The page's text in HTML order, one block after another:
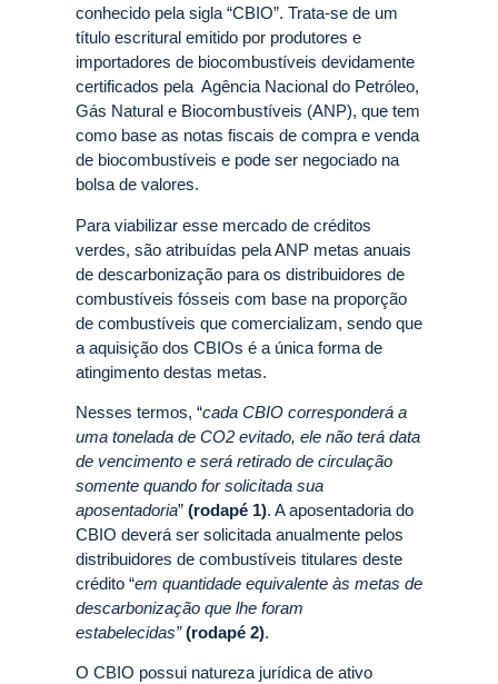
conhecido pela sigla “CBIO”. Trata-se de um
título escritural emitido por produtores e
importadores de biocombustíveis devidamente
certificados pela Agência Nacional do Petróleo,
Gás Natural e Biocombustíveis (ANP), que tem
como base as notas fiscais de compra e venda
de biocombustíveis e pode ser negociado na
bolsa de valores.
Para viabilizar esse mercado de créditos
verdes, são atribuídas pela ANP metas anuais
de descarbonização para os distribuidores de
combustíveis fósseis com base na proporção
de combustíveis que comercializam, sendo que
a aquisição dos CBIOs é a única forma de
atingimento destas metas.
Nesses termos, “cada CBIO corresponderá a
uma tonelada de CO2 evitado, ele não terá data
de vencimento e será retirado de circulação
somente quando for solicitada sua
aposentadoria” (rodapé 1). A aposentadoria do
CBIO deverá ser solicitada anualmente pelos
distribuidores de combustíveis titulares deste
crédito “em quantidade equivalente às metas de
descarbonização que lhe foram
estabelecidas” (rodapé 2).
O CBIO possui natureza jurídica de ativo